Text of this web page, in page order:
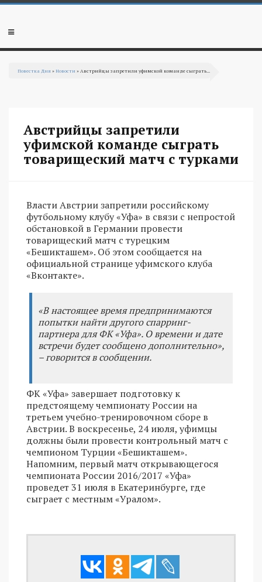
Перейти к основному содержанию
Мобильное
Повестка Дня »Новости » Австрийцы запретили уфимской команде сыграть...
Австрийцы запретили
уфимской команде сыграть
товарищеский матч с турками
Власти Австрии запретили российскому
футбольному клубу «Уфа» в связи с непростой
обстановкой в Германии провести
товарищеский матч с турецким
«Бешикташем». Об этом сообщается на
официальной странице уфимского клуба
«Вконтакте».
«В настоящее время предпринимаются
попытки найти другого спарринг-
партнера для ФК «Уфа». О времени и дате
встречи будет сообщено дополнительно»,
– говорится в сообщении.
ФК «Уфа» завершает подготовку к
предстоящему чемпионату России на
третьем учебно-тренировочном сборе в
Австрии. В воскресенье, 24 июля, уфимцы
должны были провести контрольный матч с
чемпионом Турции «Бешикташем».
Напомним, первый матч открывающегося
чемпионата России 2016/2017 «Уфа»
проведет 31 июля в Екатеринбурге, где
сыграет с местным «Уралом».